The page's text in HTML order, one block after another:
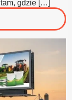
gdzie […]